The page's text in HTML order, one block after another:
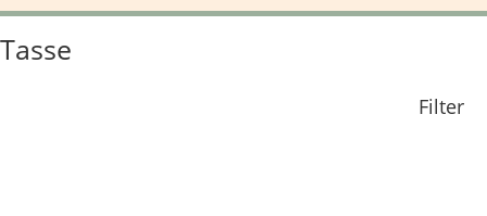
Tasse
Filter